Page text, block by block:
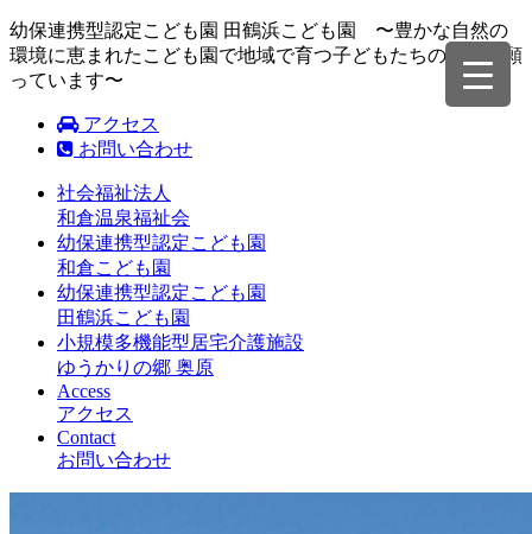
幼保連携型認定こども園 田鶴浜こども園 〜豊かな自然の
環境に恵まれたこども園で地域で育つ子どもたちの成長を願
っています〜
アクセス
お問い合わせ
社会福祉法人
和倉温泉福祉会
幼保連携型認定こども園
和倉こども園
幼保連携型認定こども園
田鶴浜こども園
小規模多機能型居宅介護施設
ゆうかりの郷 奥原
Access
アクセス
Contact
お問い合わせ